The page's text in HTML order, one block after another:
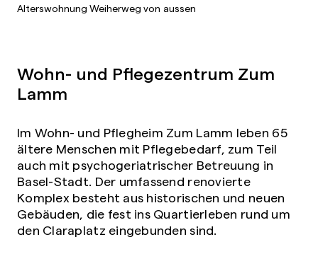
Alterswohnung Weiherweg von aussen
Wohn- und Pflegezentrum Zum
Lamm
Im Wohn- und Pflegheim Zum Lamm leben 65
ältere Menschen mit Pflegebedarf, zum Teil
auch mit psychogeriatrischer Betreuung in
Basel-Stadt. Der umfassend renovierte
Komplex besteht aus historischen und neuen
Gebäuden, die fest ins Quartierleben rund um
den Claraplatz eingebunden sind.